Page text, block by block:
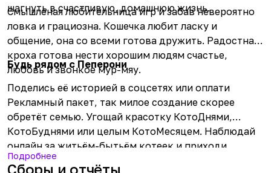
шагнуть в счастливую, домашнюю жизнь.
Смышленая любительница игр и забав невероятно
ловка и грациозна. Кошечка любит ласку и
общение, она со всеми готова дружить. Радостная
кроха готова нести хорошим людям счастье,
любовь и звонкое мур-мяу.
Будь рядом с Пеперони
Поделись её историей в соцсетях или оплати
Рекламный пакет, так милое создание скорее
обретёт семью. Угощай красотку КотоДнями,
КотоБуднями или целым КотоМесяцем. Наблюдай
онлайн за житьём-бытьём котеек и приходи
знакомиться со славной пушинкой.
Подробнее
Сборы и отчёты